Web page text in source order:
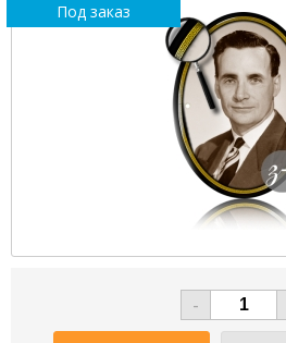
Под заказ
-